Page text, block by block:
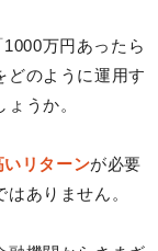
万円あったら
どのように運用す
うか。
リターンが必要
ありません。